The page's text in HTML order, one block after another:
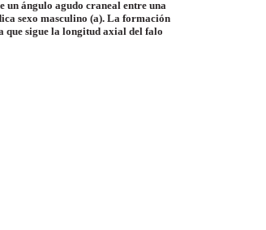
un ángulo agudo craneal entre una
sexo masculino (a). La formación
que sigue la longitud axial del falo